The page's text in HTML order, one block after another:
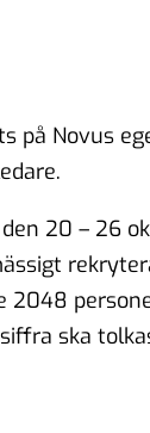
på Novus
20 – 26
2048
ska